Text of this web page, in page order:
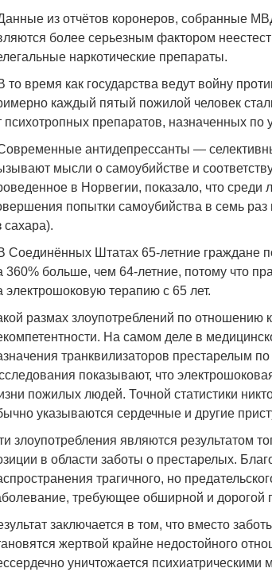
из отчётов коронеров, собранные
более серьезным фактором
наркотические препараты.
то время как государства ведут войну
каждый пятый пожилой человек
психотропных препаратов, назначенных по
антидепрессанты —
мысли о самоубийстве и
в Норвегии, показало, что
попытки самоубийства в семь
сахара).
Соединённых Штатах 65-летние граждане
360% больше, чем 64-летние, потому что
электрошоковую терапию с 65 лет.
размах злоупотреблений по отношению
На самом деле в
транквилизаторов престарелым
показывают, что
пожилых людей. Точной статистики
указываются сердечные и другие
злоупотребления являются результатом
в области заботы о престарелых.
трагичного, но
требующее обширной и дорогой
заключается в том, что вместо
жертвой крайне недостойного
уничтожается